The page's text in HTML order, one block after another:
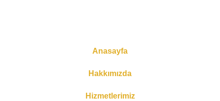
Anasayfa
Hakkımızda
Hizmetlerimiz